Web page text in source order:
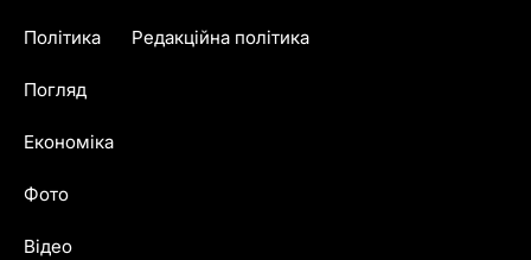
Політика
Погляд
Економіка
Фото
Відео
Редакційна політика